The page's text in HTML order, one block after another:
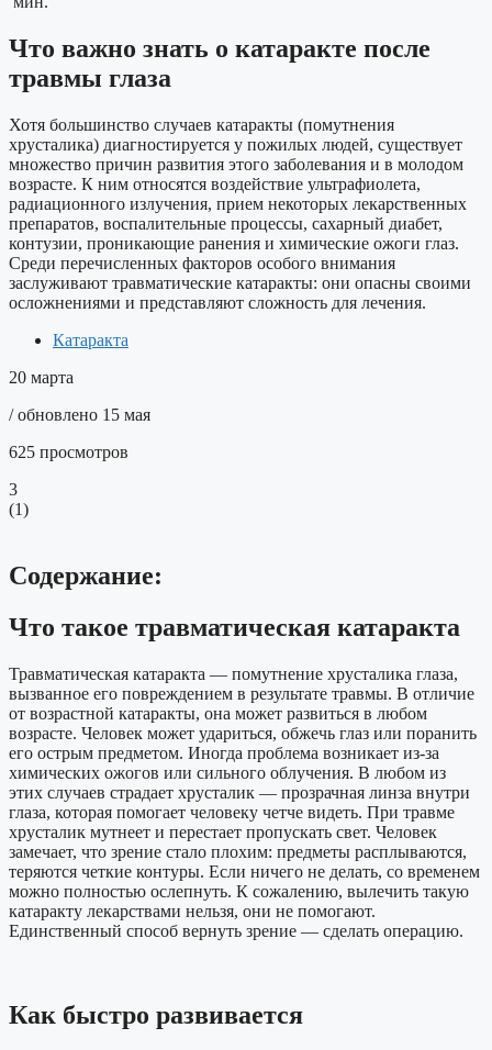
Что важно знать о катаракте после
травмы глаза
Хотя большинство случаев катаракты (помутнения
хрусталика) диагностируется у пожилых людей, существует
множество причин развития этого заболевания и в молодом
возрасте. К ним относятся воздействие ультрафиолета,
радиационного излучения, прием некоторых лекарственных
препаратов, воспалительные процессы, сахарный диабет,
контузии, проникающие ранения и химические ожоги глаз.
Среди перечисленных факторов особого внимания
заслуживают травматические катаракты: они опасны своими
осложнениями и представляют сложность для лечения.
Катаракта
20 марта
/ обновлено 15 мая
625 просмотров
3
(1)
Содержание:
Что такое травматическая катаракта
Травматическая катаракта — помутнение хрусталика глаза,
вызванное его повреждением в результате травмы. В отличие
от возрастной катаракты, она может развиться в любом
возрасте. Человек может удариться, обжечь глаз или поранить
его острым предметом. Иногда проблема возникает из-за
химических ожогов или сильного облучения. В любом из
этих случаев страдает хрусталик — прозрачная линза внутри
глаза, которая помогает человеку четче видеть. При травме
хрусталик мутнеет и перестает пропускать свет. Человек
замечает, что зрение стало плохим: предметы расплываются,
теряются четкие контуры. Если ничего не делать, со временем
можно полностью ослепнуть. К сожалению, вылечить такую
катаракту лекарствами нельзя, они не помогают.
Единственный способ вернуть зрение — сделать операцию.
Как быстро развивается